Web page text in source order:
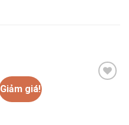
Giảm giá!